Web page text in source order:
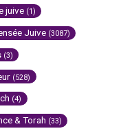
juive (1)
Juive (3087)
(3)
(528)
(4)
& Torah (33)